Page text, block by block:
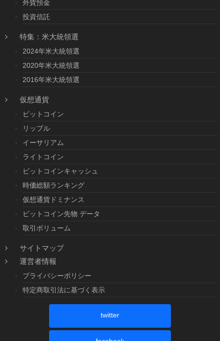
外貨預金
投資信託
特集：米大統領選
2024年米大統領選
2020年米大統領選
2016年米大統領選
仮想通貨
ビットコイン
リップル
イーサリアム
ライトコイン
ビットコインキャッシュ
時価総額ランキング
仮想通貨ドミナンス
ビットコイン先物 データ
取引ボリューム
サイトマップ
運営者情報
プライバシーポリシー
特定商取引法に基づく表示
twitter